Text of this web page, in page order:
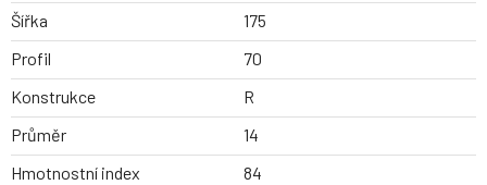
Šířka
175
Profil
70
Konstrukce
R
Průměr
14
Hmotnostní index
84